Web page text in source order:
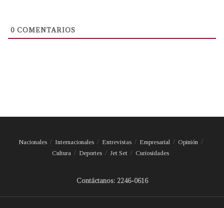
0 COMENTARIOS
Nacionales Internacionales Entrevistas Empresarial
Opinión
Cultura
Deportes Jet Set Curiosidades
Contáctanos: 2246-0616